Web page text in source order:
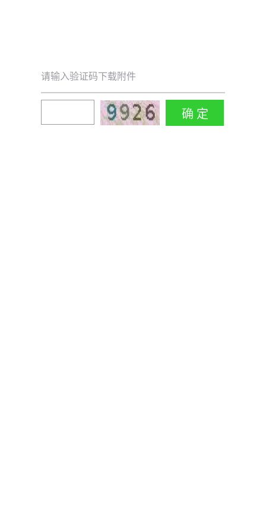
请输入验证码下载附件